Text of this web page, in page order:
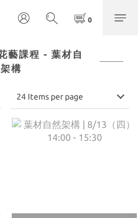
藝課程 - 葉材自
構
24 Items per page